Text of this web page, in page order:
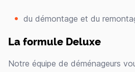
du démontage et du
La formule Deluxe
Notre équipe de déménageurs